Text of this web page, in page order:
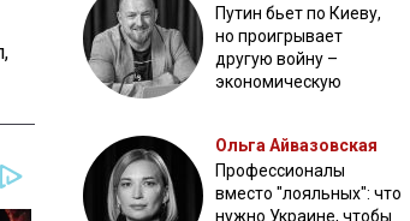
Путин бьет по Киеву,
но проигрывает
другую войну –
экономическую
Ольга Айвазовская
Профессионалы
вместо "лояльных": что
нужно Украине, чтобы